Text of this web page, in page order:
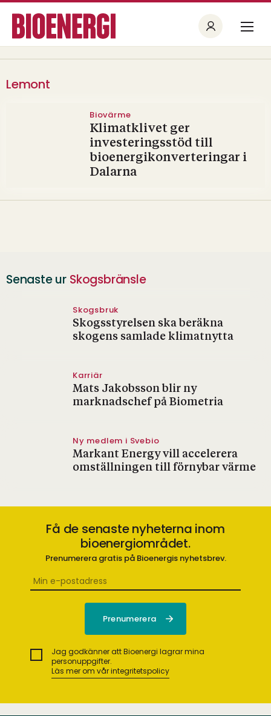
Lemont
Biovärme
Klimatklivet ger
investeringsstöd till
bioenergikonverteringar i
Dalarna
Senaste ur Skogsbränsle
Skogsbruk
Skogsstyrelsen ska beräkna
skogens samlade klimatnytta
Karriär
Mats Jakobsson blir ny
marknadschef på Biometria
Ny medlem i Svebio
Markant Energy vill accelerera
omställningen till förnybar värme
Få de senaste nyheterna inom
bioenergiområdet.
Prenumerera gratis på Bioenergis nyhetsbrev.
Jag godkänner att Bioenergi lagrar mina
personuppgifter.
Läs mer om vår integritetspolicy